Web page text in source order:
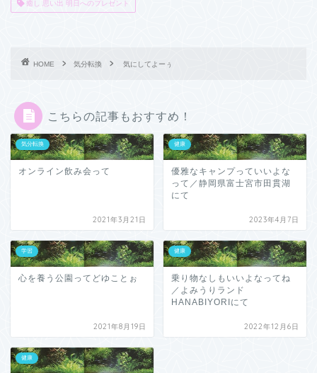
癒し 思い出 明日へのプレゼント
HOME 気分転換 気にしてよーぅ
こちらの記事もおすすめ！
気分転換
オンライン飲み会って
2021年3月21日
健康
優雅なキャンプっていいよな
って／静岡県富士宮市田貫湖
にて
2023年4月7日
学習
心を養う公園ってどゆことぉ
2021年8月19日
健康
乗り物なしもいいよなってね
／よみうりランド
HANABIYORIにて
2022年12月6日
健康